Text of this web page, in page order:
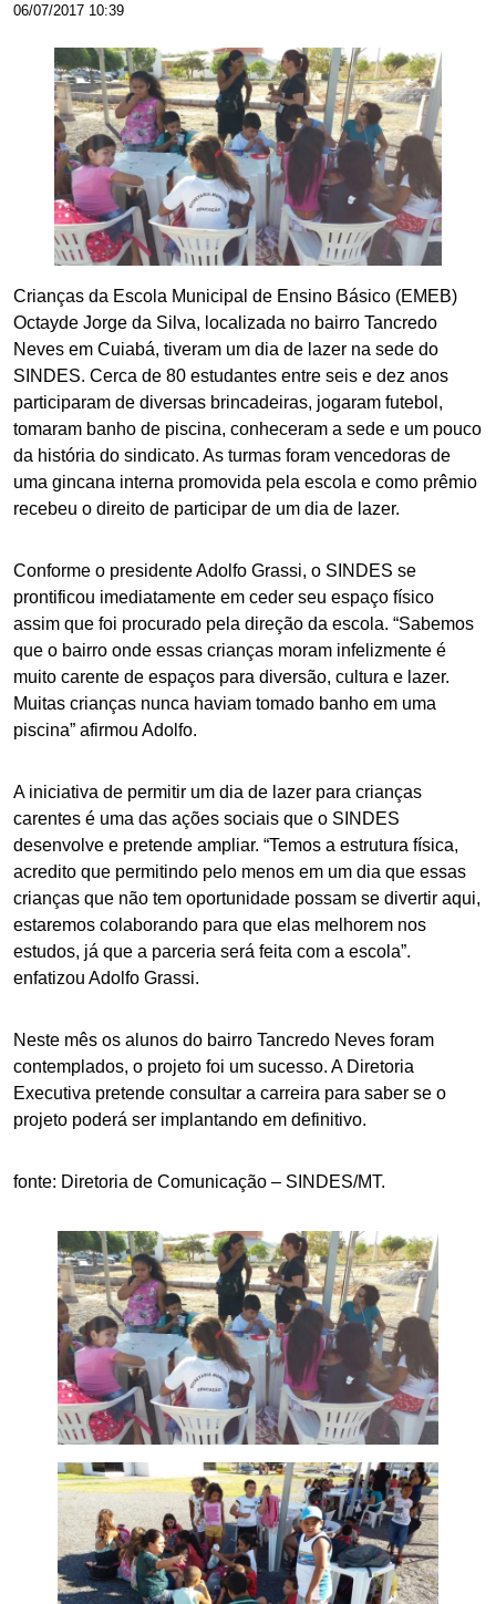
06/07/2017 10:39
Crianças da Escola Municipal de Ensino Básico (EMEB)
Octayde Jorge da Silva, localizada no bairro Tancredo
Neves em Cuiabá, tiveram um dia de lazer na sede do
SINDES. Cerca de 80 estudantes entre seis e dez anos
participaram de diversas brincadeiras, jogaram futebol,
tomaram banho de piscina, conheceram a sede e um pouco
da história do sindicato. As turmas foram vencedoras de
uma gincana interna promovida pela escola e como prêmio
recebeu o direito de participar de um dia de lazer.
Conforme o presidente Adolfo Grassi, o SINDES se
prontificou imediatamente em ceder seu espaço físico
assim que foi procurado pela direção da escola. “Sabemos
que o bairro onde essas crianças moram infelizmente é
muito carente de espaços para diversão, cultura e lazer.
Muitas crianças nunca haviam tomado banho em uma
piscina” afirmou Adolfo.
A iniciativa de permitir um dia de lazer para crianças
carentes é uma das ações sociais que o SINDES
desenvolve e pretende ampliar. “Temos a estrutura física,
acredito que permitindo pelo menos em um dia que essas
crianças que não tem oportunidade possam se divertir aqui,
estaremos colaborando para que elas melhorem nos
estudos, já que a parceria será feita com a escola”.
enfatizou Adolfo Grassi.
Neste mês os alunos do bairro Tancredo Neves foram
contemplados, o projeto foi um sucesso. A Diretoria
Executiva pretende consultar a carreira para saber se o
projeto poderá ser implantando em definitivo.
fonte: Diretoria de Comunicação – SINDES/MT.